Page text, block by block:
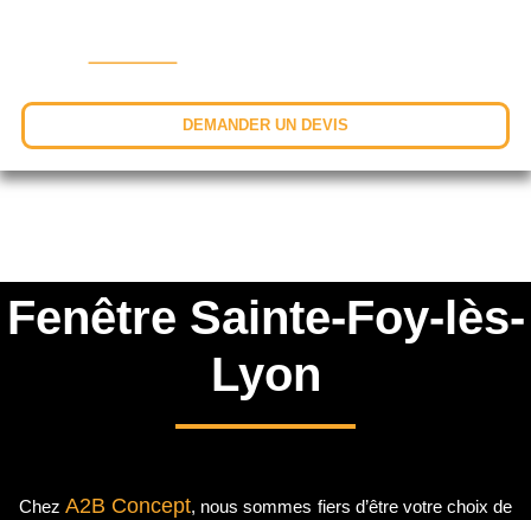
DEMANDER UN DEVIS
Fenêtre Sainte-Foy-lès-
Lyon
Chez A2B Concept, nous sommes fiers d’être votre choix de